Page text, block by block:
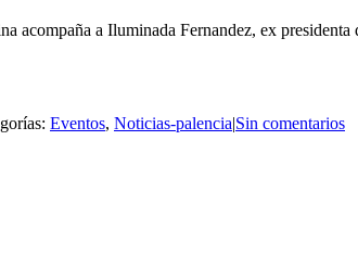
acompaña a Iluminada Fernandez, ex
Eventos, Noticias-palencia|Sin comentarios